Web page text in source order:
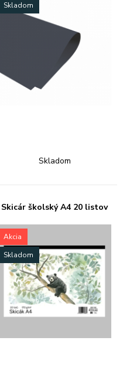
Skladom
Skladom
Skicár školský A4 20 listov
Akcia
Skladom